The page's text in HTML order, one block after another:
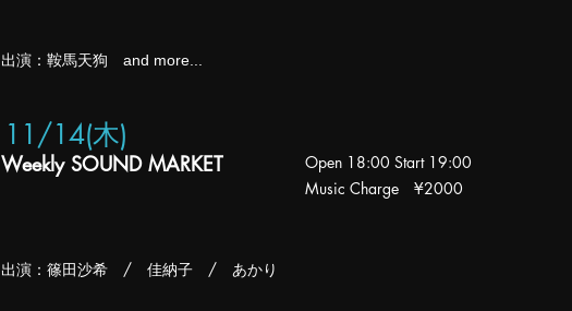
出演：​鞍馬天狗 and more...
11/14(木)
Weekly SOUND MARKET Open 18:00 Start 19:00
Music Charge ¥2000
出演： 篠田沙希 / 佳納子 / あかり